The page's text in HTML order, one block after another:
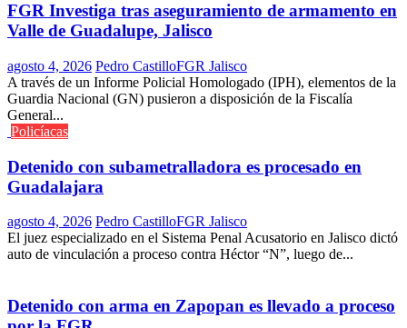
FGR Investiga tras aseguramiento de armamento en
Valle de Guadalupe, Jalisco
agosto 4, 2026 Pedro CastilloFGR Jalisco
A través de un Informe Policial Homologado (IPH), elementos de la
Guardia Nacional (GN) pusieron a disposición de la Fiscalía
General...
Policíacas
Detenido con subametralladora es procesado en
Guadalajara
agosto 4, 2026 Pedro CastilloFGR Jalisco
El juez especializado en el Sistema Penal Acusatorio en Jalisco dictó
auto de vinculación a proceso contra Héctor “N”, luego de...
Detenido con arma en Zapopan es llevado a proceso